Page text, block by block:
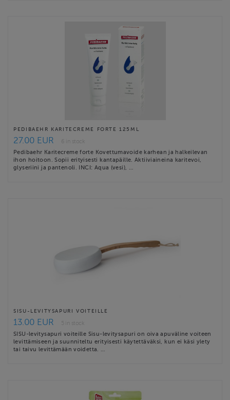
PEDIBAEHR KARITECREME FORTE 125ML
27.00 EUR
6 in stock
Pedibaehr Karitecreme forte Kovettumavoide karhean ja halkeilevan
ihon hoitoon. Sopii erityisesti kantapäille. Aktiiviaineina karitevoi,
glyseriini ja pantenoli. INCI: Aqua (vesi), …
SISU-LEVITYSAPURI VOITEILLE
13.00 EUR
5 in stock
SISU-levitysapuri voiteille Sisu-levitysapuri on oiva apuväline voiteen
levittämiseen ja suunniteltu erityisesti käytettäväksi, kun ei käsi ylety
tai taivu levittämään voidetta. …